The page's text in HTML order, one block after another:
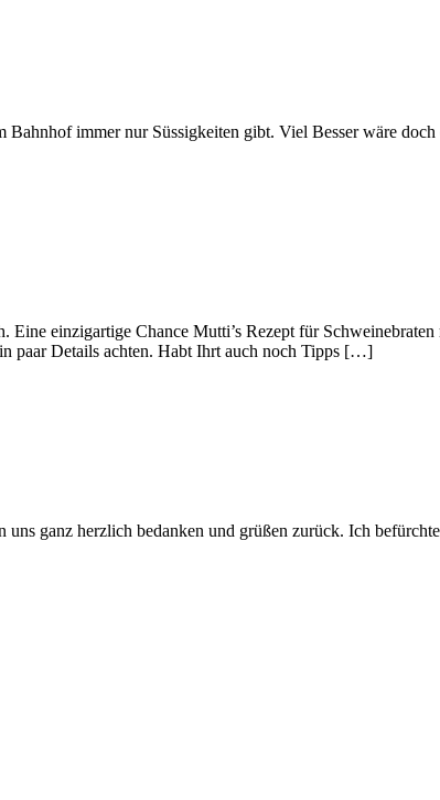
Bahnhof immer nur Süssigkeiten gibt. Viel Besser wäre
Eine einzigartige Chance Mutti’s Rezept für
paar Details achten. Habt Ihrt auch noch Tipps […]
ganz herzlich bedanken und grüßen zurück. Ich